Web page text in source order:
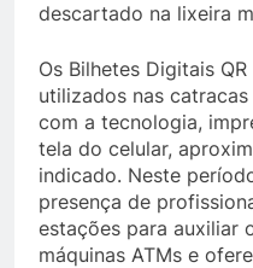
descartado na lixeira
Os Bilhetes Digitais
utilizados nas
com a tecnologia,
tela do celular,
indicado. Neste
presença de
estações para auxiliar
máquinas ATMs e